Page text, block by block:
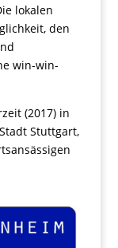
lokalen
den
win-win-
(2017) in
Stuttgart,